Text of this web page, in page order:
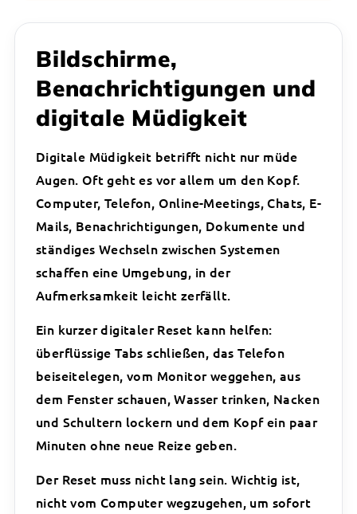
Bildschirme,
Benachrichtigungen und
digitale Müdigkeit
Digitale Müdigkeit betrifft nicht nur müde
Augen. Oft geht es vor allem um den Kopf.
Computer, Telefon, Online-Meetings, Chats, E-
Mails, Benachrichtigungen, Dokumente und
ständiges Wechseln zwischen Systemen
schaffen eine Umgebung, in der
Aufmerksamkeit leicht zerfällt.
Ein kurzer digitaler Reset kann helfen:
überflüssige Tabs schließen, das Telefon
beiseitelegen, vom Monitor weggehen, aus
dem Fenster schauen, Wasser trinken, Nacken
und Schultern lockern und dem Kopf ein paar
Minuten ohne neue Reize geben.
Der Reset muss nicht lang sein. Wichtig ist,
nicht vom Computer wegzugehen, um sofort